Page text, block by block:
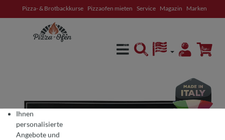
springen
Pizza- & Brotbackkurse Pizzaofen mieten Service Magazin Marken
Ihnen
personalisierte
Angebote und